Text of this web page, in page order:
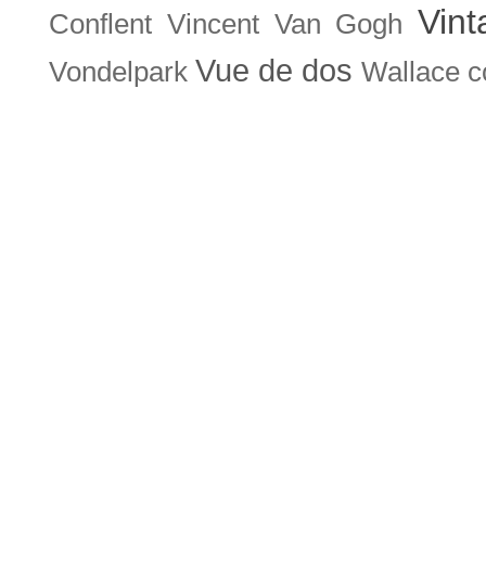
Conflent Vincent Van Gogh
Vondelpark Vue de dos Wallace